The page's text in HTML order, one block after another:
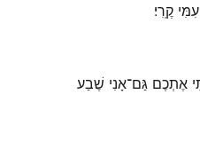
קֶֽרִי׃
אֶתְכֶם גַּם־אָנִי שֶׁבַע